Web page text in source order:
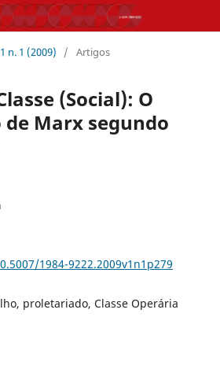
n. 1 (2009) / Artigos
(Social): O
Marx segundo
1984-9222.2009v1n1p279
proletariado, Classe Operária